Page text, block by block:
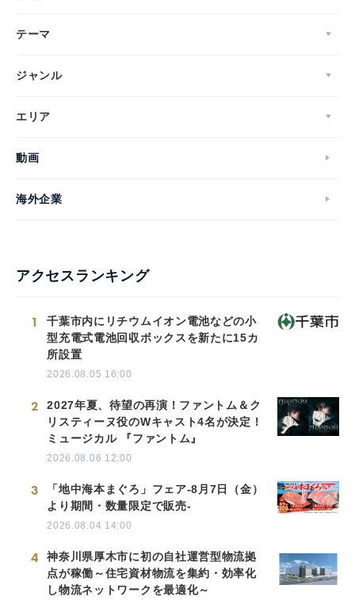
テーマ
ジャンル
エリア
動画
海外企業
アクセスランキング
1
千葉市内にリチウムイオン電池などの小
型充電式電池回収ボックスを新たに15カ
所設置
2026.08.05 16:00
2
2027年夏、待望の再演！ファントム＆ク
リスティーヌ役のWキャスト4名が決定！
ミュージカル 『ファントム』
2026.08.06 12:00
3
「地中海本まぐろ」フェア-8月7日（金）
より期間・数量限定で販売-
2026.08.04 14:00
4
神奈川県厚木市に初の自社運営型物流拠
点が稼働～住宅資材物流を集約・効率化
し物流ネットワークを最適化～